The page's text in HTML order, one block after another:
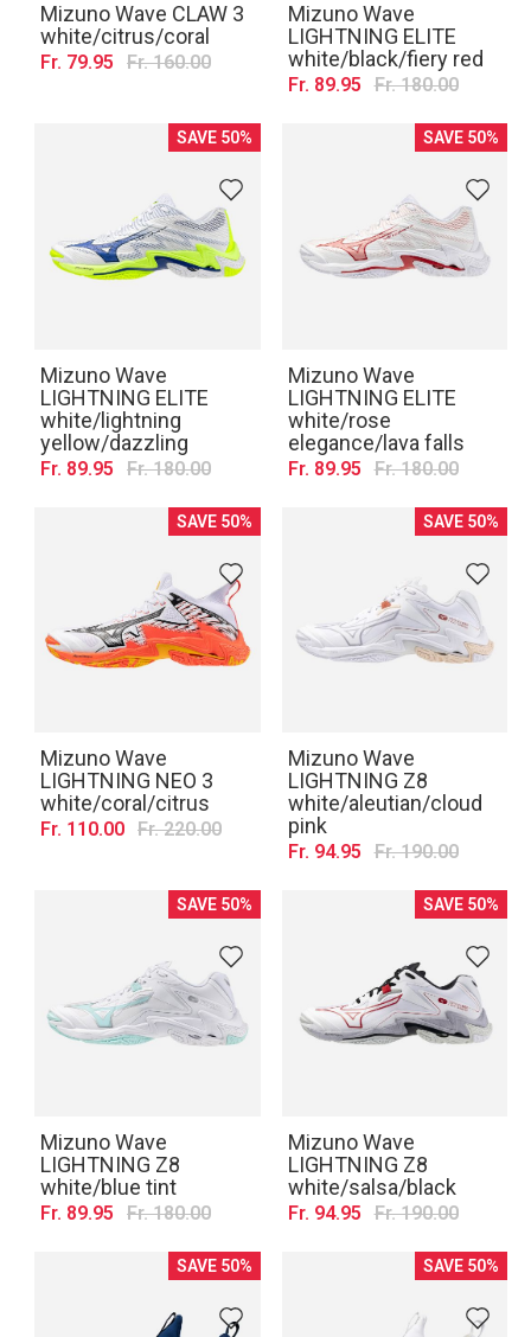
Mizuno Wave CLAW 3
white/citrus/coral
Fr. 79.95 Fr. 160.00
Mizuno Wave
LIGHTNING ELITE
white/black/fiery red
Fr. 89.95 Fr. 180.00
SAVE 50%
Mizuno Wave
LIGHTNING ELITE
white/lightning
yellow/dazzling
Fr. 89.95 Fr. 180.00
SAVE 50%
Mizuno Wave
LIGHTNING ELITE
white/rose
elegance/lava falls
Fr. 89.95 Fr. 180.00
SAVE 50%
Mizuno Wave
LIGHTNING NEO 3
white/coral/citrus
Fr. 110.00 Fr. 220.00
SAVE 50%
Mizuno Wave
LIGHTNING Z8
white/aleutian/cloud
pink
Fr. 94.95 Fr. 190.00
SAVE 50%
Mizuno Wave
LIGHTNING Z8
white/blue tint
Fr. 89.95 Fr. 180.00
SAVE 50%
Mizuno Wave
LIGHTNING Z8
white/salsa/black
Fr. 94.95 Fr. 190.00
SAVE 50% SAVE 50%